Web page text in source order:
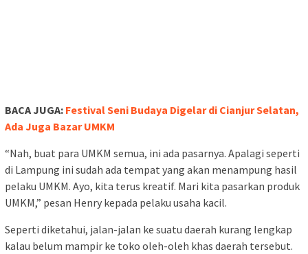
BACA JUGA: Festival Seni Budaya Digelar di Cianjur Selatan,
Ada Juga Bazar UMKM
“Nah, buat para UMKM semua, ini ada pasarnya. Apalagi seperti
di Lampung ini sudah ada tempat yang akan menampung hasil
pelaku UMKM. Ayo, kita terus kreatif. Mari kita pasarkan produk
UMKM,” pesan Henry kepada pelaku usaha kacil.
Seperti diketahui, jalan-jalan ke suatu daerah kurang lengkap
kalau belum mampir ke toko oleh-oleh khas daerah tersebut.